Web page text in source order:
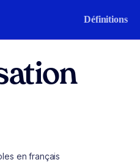
Définitions
en français